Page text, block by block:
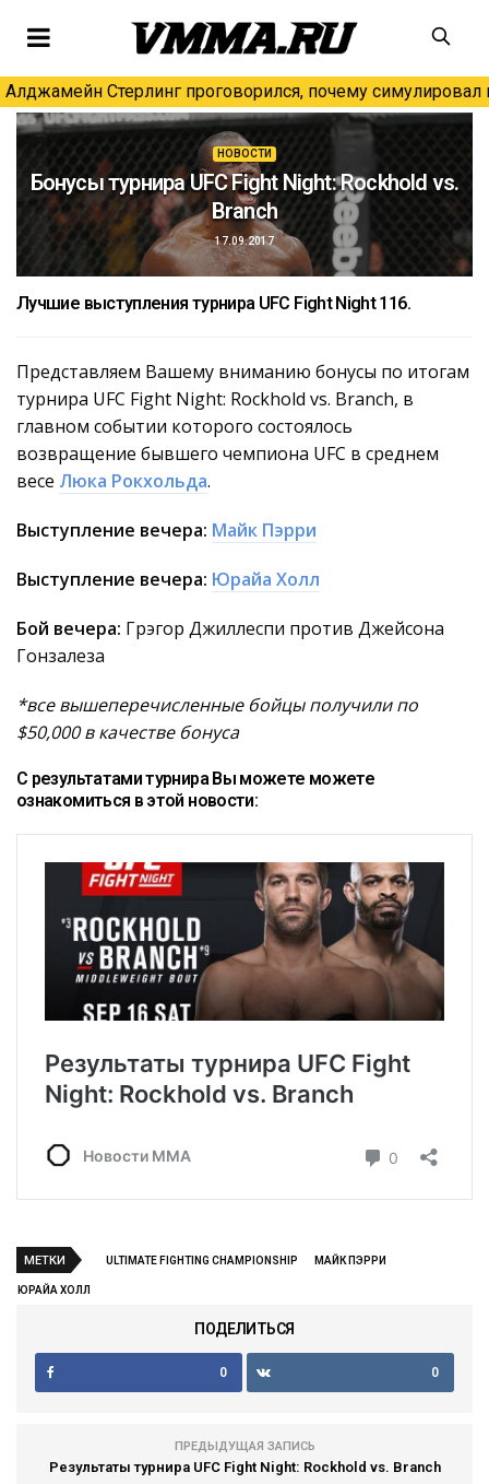
Алджамейн Стерлинг проговорился, почему симулировал
НОВОСТИ
Бонусы турнира UFC Fight Night: Rockhold vs.
Branch
17.09.2017
Лучшие выступления турнира UFC Fight Night 116.
Представляем Вашему вниманию бонусы по итогам
турнира UFC Fight Night: Rockhold vs. Branch, в
главном событии которого состоялось
возвращение бывшего чемпиона UFC в среднем
весе Люка Рокхольда.
Выступление вечера: Майк Пэрри
Выступление вечера: Юрайа Холл
Бой вечера: Грэгор Джиллеспи против Джейсона
Гонзалеза
*все вышеперечисленные бойцы получили по
$50,000 в качестве бонуса
С результатами турнира Вы можете можете
ознакомиться в этой новости:
МЕТКИ ULTIMATE FIGHTING CHAMPIONSHIP МАЙК ПЭРРИ
ЮРАЙА ХОЛЛ
ПОДЕЛИТЬСЯ
0 0
ПРЕДЫДУЩАЯ ЗАПИСЬ
Результаты турнира UFC Fight Night: Rockhold vs. Branch